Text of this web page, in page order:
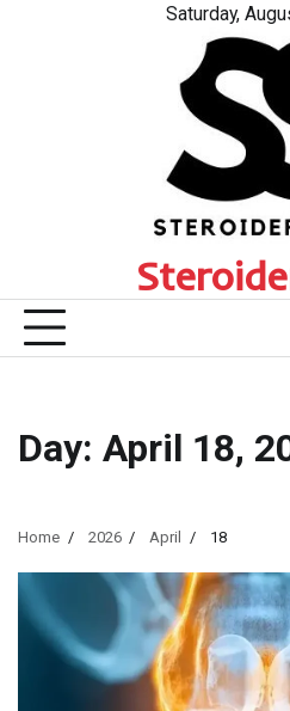
Saturday,
Day: April 18,
Home 2026 April 18